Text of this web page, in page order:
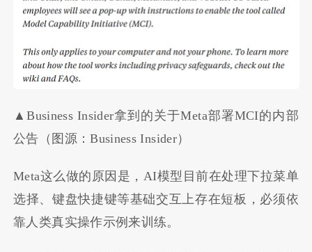
▲Business Insider拿到的关于Meta部署MCI的内部
公告（图源：Business Insider）
Meta这么做的原因是，AI模型目前在处理下拉菜单
选择、键盘快捷键等基础交互上存在短板，必须依
靠人类真实操作示例来训练。